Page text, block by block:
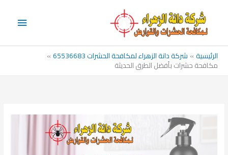
المحتوى
الرئيسية شركة دانة الزهراء لمكافحة الحشرات 65536683
مكافحة حشرات بأفضل الطرق الحديثة